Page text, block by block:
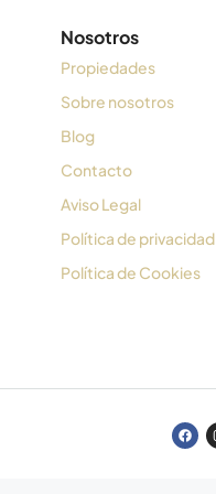
Nosotros
Propiedades
Sobre nosotros
Blog
Contacto
Aviso Legal
Política de privacidad
Política de Cookies